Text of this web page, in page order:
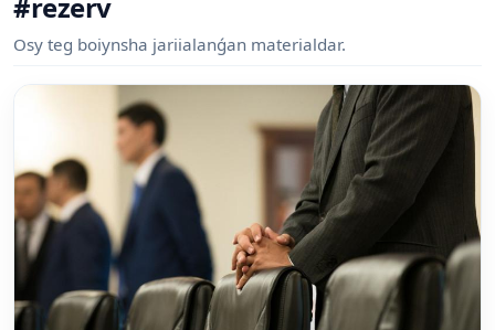
Osy teg boiynsha jariialanǵan materialdar.